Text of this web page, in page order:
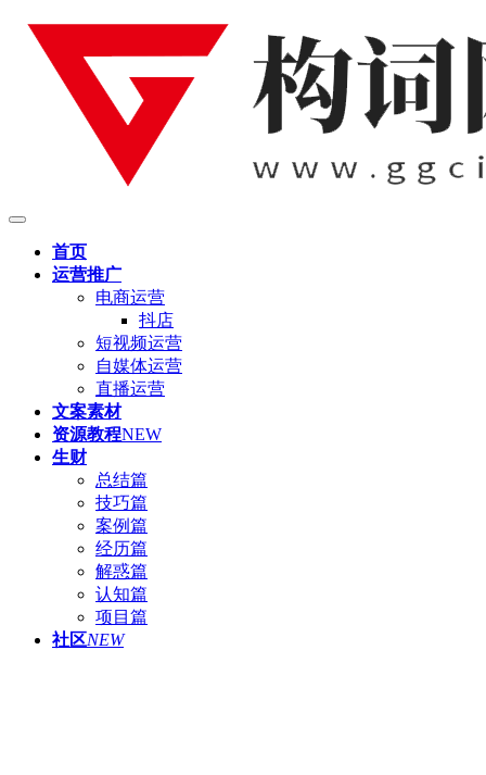
首页
运营推广
电商运营
抖店
短视频运营
自媒体运营
直播运营
文案素材
资源教程NEW
生财
总结篇
技巧篇
案例篇
经历篇
解惑篇
认知篇
项目篇
社区NEW